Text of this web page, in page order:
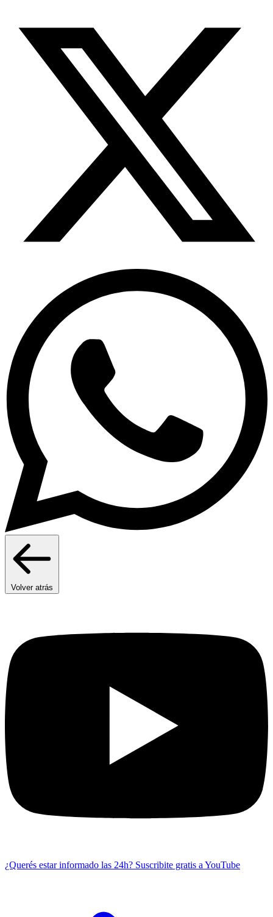
Volver atrás
¿Querés estar informado las 24h? Suscribite gratis a YouTube